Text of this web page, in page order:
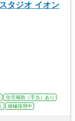
タジオ イオン
住宅補助（手当）あり
積極採用中